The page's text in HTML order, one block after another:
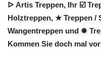
ᐅ Artis Treppen, Ihr ☑️
Holztreppen, ★ Treppen /
Wangentreppen und ✹
Kommen Sie doch mal